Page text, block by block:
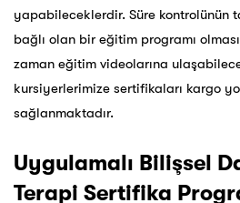
yapabileceklerdir. Süre kontrolünün
bağlı olan bir eğitim programı
zaman eğitim videolarına
kursiyerlerimize sertifikaları kargo
sağlanmaktadır.
Uygulamalı Bilişsel
Terapi Sertifika